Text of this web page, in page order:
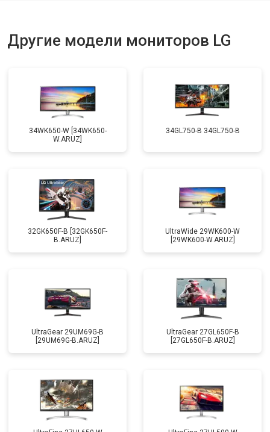
Другие модели мониторов LG
34WK650-W [34WK650-
W.ARUZ]
34GL750-B 34GL750-B
32GK650F-B [32GK650F-
B.ARUZ]
UltraWide 29WK600-W
[29WK600-W.ARUZ]
UltraGear 29UM69G-B
[29UM69G-B.ARUZ]
UltraGear 27GL650F-B
[27GL650F-B.ARUZ]